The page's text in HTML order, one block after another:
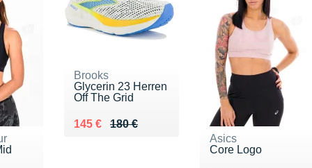
Brooks
Glycerin 23 Herren
Off The Grid
180 €
Au lieu de 180 €
145 €
Vendu 145 €
Asics
Core Logo